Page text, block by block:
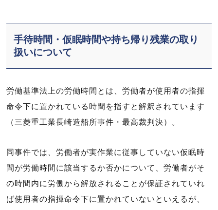
手待時間・仮眠時間や持ち帰り残業の取り
扱いについて
労働基準法上の労働時間とは、労働者が使用者の指揮
命令下に置かれている時間を指すと解釈されています
（三菱重工業長崎造船所事件・最高裁判決）。
同事件では、労働者が実作業に従事していない仮眠時
間が労働時間に該当するか否かについて、労働者がそ
の時間内に労働から解放されることが保証されていれ
ば使用者の指揮命令下に置かれていないといえるが、